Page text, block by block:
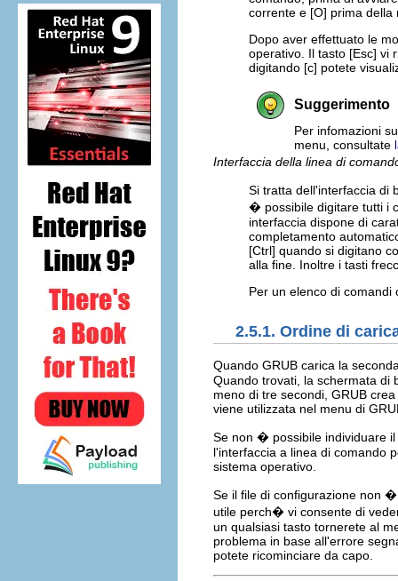
corrente e [O] prima della
Dopo aver effettuato le
operativo. Il tasto [Esc] vi
digitando [c] potete
Suggerimento
Per infomazioni
menu, consultate
Interfaccia della linea di
Si tratta dell'interfaccia di
� possibile digitare tutti i
interfaccia dispone di
completamento
[Ctrl] quando si digitano
alla fine. Inoltre i tasti
Per un elenco di
2.5.1. Ordine di
Quando GRUB carica la
Quando trovati, la schermata di
meno di tre secondi, GRUB
viene utilizzata nel menu di
Se non � possibile individuare
l'interfaccia a linea di comando
sistema operativo.
Se il file di configurazione non
utile perch� vi consente di
un qualsiasi tasto tornerete al
problema in base all'errore
potete ricominciare da capo.